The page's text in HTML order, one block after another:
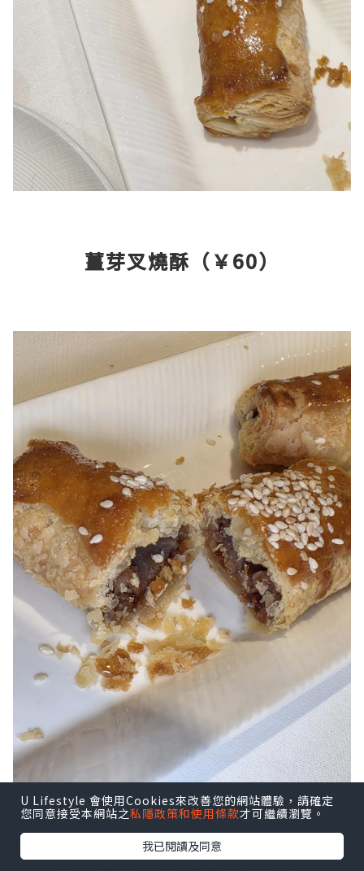
薑芽叉燒酥（￥60）
U Lifestyle 會使用Cookies來改善您的網站體驗，請確定
您同意接受本網站之私隱政策和使用條款才可繼續瀏覽。
我已閱讀及同意